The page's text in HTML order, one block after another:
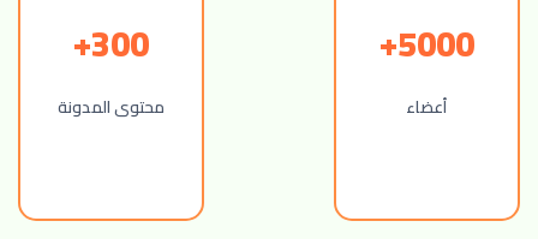
5000+
أعضاء
300+
محتوى المدونة